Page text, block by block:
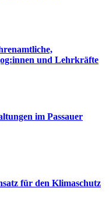
und Lehrkräfte
im Passauer
für den Klimaschutz